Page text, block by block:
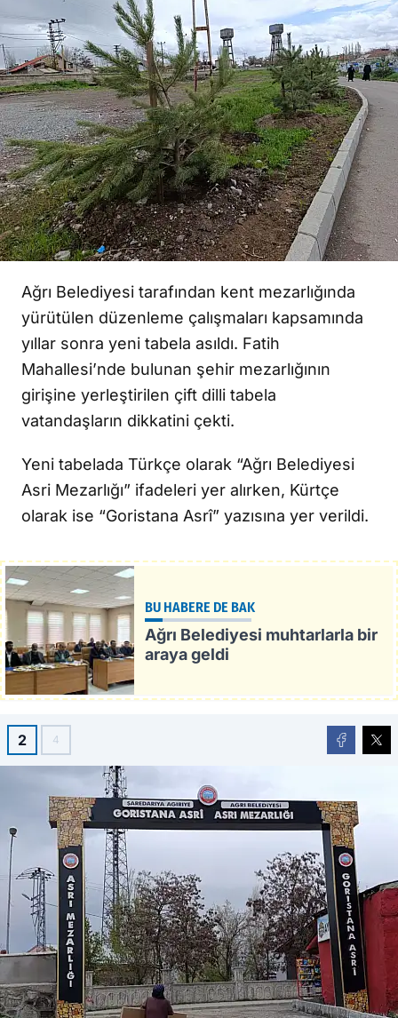
Ağrı Belediyesi tarafından kent mezarlığında
yürütülen düzenleme çalışmaları kapsamında
yıllar sonra yeni tabela asıldı. Fatih
Mahallesi’nde bulunan şehir mezarlığının
girişine yerleştirilen çift dilli tabela
vatandaşların dikkatini çekti.
Yeni tabelada Türkçe olarak “Ağrı Belediyesi
Asri Mezarlığı” ifadeleri yer alırken, Kürtçe
olarak ise “Goristana Asrî” yazısına yer verildi.
BU HABERE DE BAK
Ağrı Belediyesi muhtarlarla bir
araya geldi
2 4